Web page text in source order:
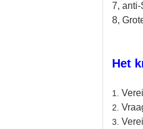
7,
8,
Het
1.
2.
3.